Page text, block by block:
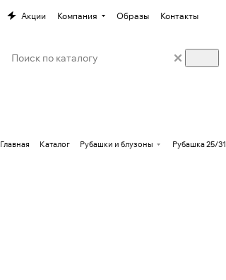
Акции Компания Образы Контакты
Главная Каталог Рубашки и блузоны Рубашка 25/31